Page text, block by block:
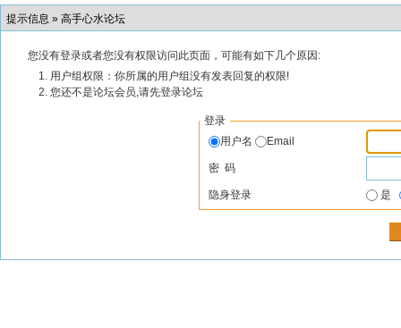
提示信息 » 高手心水论坛
您没有登录或者您没有权限访问此页面，可能有如下几个原因:
用户组权限：你所属的用户组没有发表回复的权限!
您还不是论坛会员,请先登录论坛
登录
用户名
Email
密 码
隐身登录 是